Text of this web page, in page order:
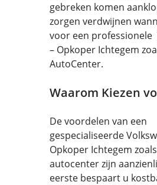
gebreken komen
zorgen verdwijnen
voor een professionele
– Opkoper Ichtegem
AutoCenter.
Waarom Kiezen
De voordelen van een
gespecialiseerde
Opkoper Ichtegem
autocenter zijn
eerste bespaart u